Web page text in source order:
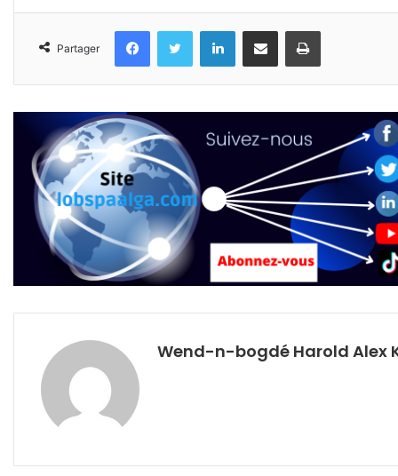
Partager
FacebookTwitter LinkedinPartager par email Imprimer
Wend-n-bogdé Harold Alex